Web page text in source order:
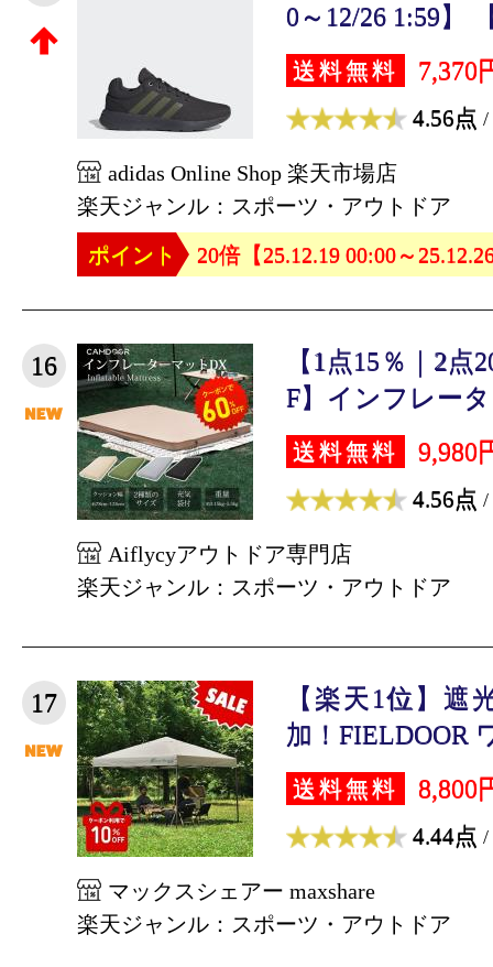
0～12/26 1:59】
送料無料 7,370
4.56点 /
adidas Online Shop 楽天市場店
楽天ジャンル：スポーツ・アウトドア
ポイント
20倍【25.12.19 00:00～
16
【1点15％｜2点
F】インフレー
送料無料 9,980
4.56点 /
Aiflycyアウトドア専門店
楽天ジャンル：スポーツ・アウトドア
17
【楽天1位】遮
加！FIELDOOR
送料無料 8,800
4.44点 /
マックスシェアー maxshare
楽天ジャンル：スポーツ・アウトドア